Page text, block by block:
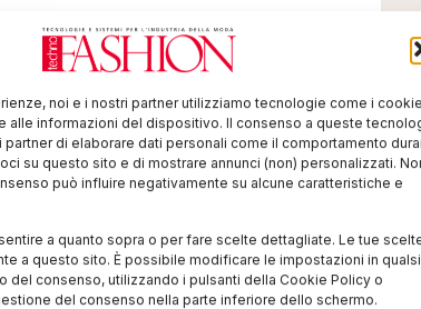
noi e i nostri partner utilizziamo tecnologie come i
alle informazioni del dispositivo. Il consenso a queste
partner di elaborare dati personali come il comportamento
su questo sito e di mostrare annunci (non) personalizzati.
può influire negativamente su alcune caratteristiche e
a quanto sopra o per fare scelte dettagliate. Le tue
a questo sito. È possibile modificare le impostazioni in
del consenso, utilizzando i pulsanti della Cookie Policy o
del consenso nella parte inferiore dello schermo.
rapporti tra i singoli network. La
nazionali in modo da garantire
Europa.
tra loro, che si fonda l’interscambio
che permette, tra l’altro, a
in tutti i Paesi europei e di recuperarle
è alla base delle esigenze di
domestico anche